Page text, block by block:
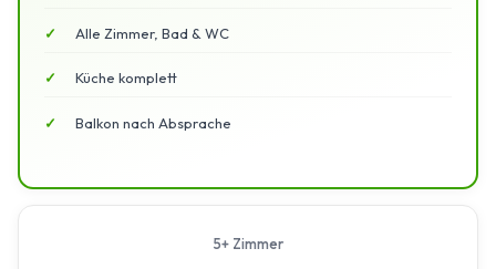
Alle Zimmer, Bad & WC
Küche komplett
Balkon nach Absprache
5+ Zimmer